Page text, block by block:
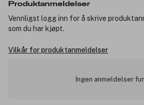
Produktanmeldelser
Vennligst logg inn for å skrive
som du har kjøpt.
Vilkår for produktanmeldelser
Ingen anmeldelser